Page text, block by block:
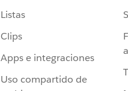
Listas
Clips
Apps e integraciones
Uso compartido de